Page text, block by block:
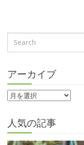
アーカイブ
人気の記事